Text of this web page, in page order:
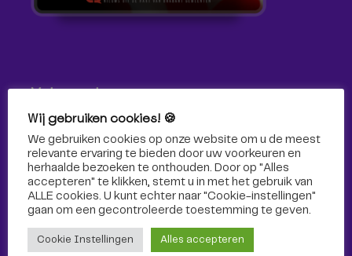
Volg ons!
Volg Omroep Tilburg niet alleen hier, maar ook via social
media!
Wij gebruiken cookies! 🍪
We gebruiken cookies op onze website om u de meest
relevante ervaring te bieden door uw voorkeuren en
herhaalde bezoeken te onthouden. Door op "Alles
accepteren" te klikken, stemt u in met het gebruik van
ALLE cookies. U kunt echter naar "Cookie-instellingen"
gaan om een ​​gecontroleerde toestemming te geven.
Cookie Instellingen Alles accepteren